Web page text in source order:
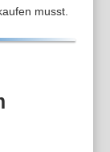
musst.